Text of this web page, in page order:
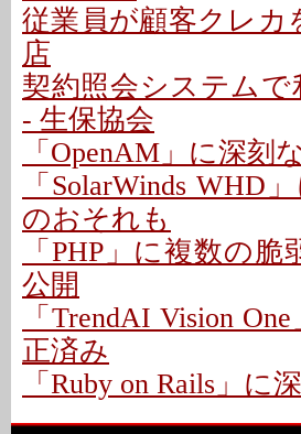
従業員が顧客クレ
店
契約照会システム
- 生保協会
「OpenAM」に深
「SolarWinds WHD
のおそれも
「PHP」に複数の
公開
「TrendAI Vision
正済み
「Ruby on Rails」に